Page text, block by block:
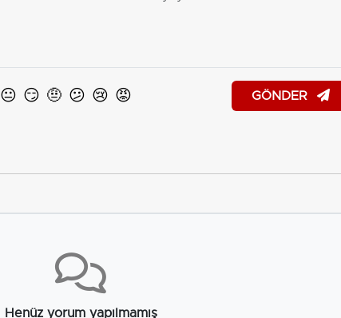
😐 😏 🤨 😕 😢 😡 GÖNDER
Henüz yorum yapılmamış